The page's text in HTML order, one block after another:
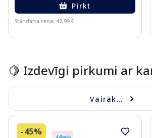
Pirkt
Standarta cena: 42.99 €
🍋 Izdevīgi pirkumi ar
Vairāk...
-45%